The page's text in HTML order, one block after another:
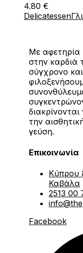
4.80 €
Delicatessen
Με αφετηρία
στην καρδιά
σύγχρονο
την
γεύση.
Επικοινωνία
Κύπρου
Καβάλα
2513 00
Facebook